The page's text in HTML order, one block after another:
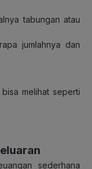
tabungan atau
jumlahnya dan
melihat seperti
sederhana